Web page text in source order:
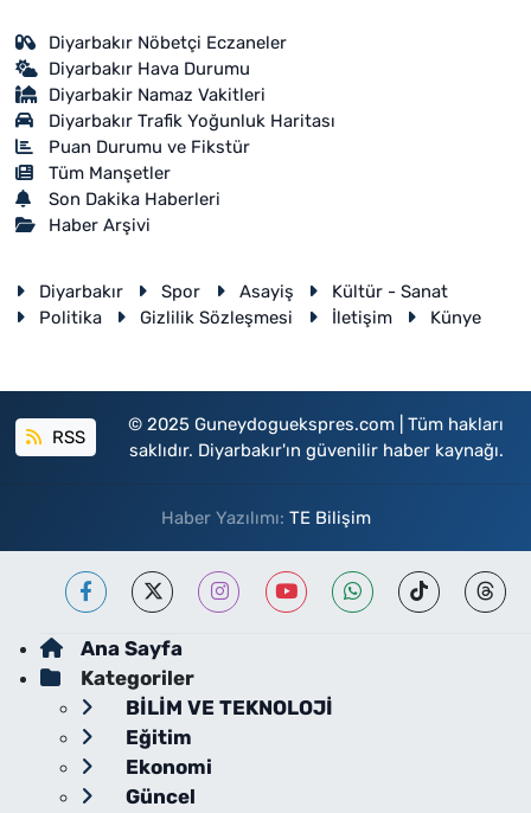
Diyarbakır Nöbetçi Eczaneler
Diyarbakır Hava Durumu
Diyarbakir Namaz Vakitleri
Diyarbakır Trafik Yoğunluk Haritası
Puan Durumu ve Fikstür
Tüm Manşetler
Son Dakika Haberleri
Haber Arşivi
Diyarbakır Spor Asayiş
Kültür - Sanat
Politika
Gizlilik Sözleşmesi İletişim Künye
RSS
© 2025 Guneydoguekspres.com | Tüm hakları
saklıdır. Diyarbakır'ın güvenilir haber kaynağı.
Haber Yazılımı: TE Bilişim
Ana Sayfa
Kategoriler
BİLİM VE TEKNOLOJİ
Eğitim
Ekonomi
Güncel